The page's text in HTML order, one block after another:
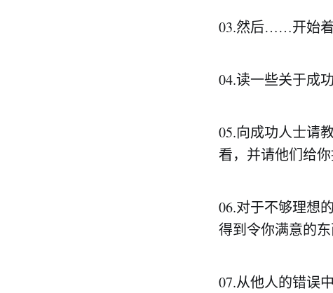
03.然后……开始着
04.读一些关于成
05.向成功人士请
看，并请他们给
06.对于不够理想
得到令你满意的
07.从他人的错误